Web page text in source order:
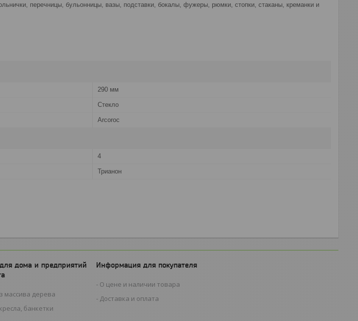
перечницы, бульонницы, вазы, подставки, бокалы, фужеры, рюмки, стопки, стаканы, креманки и
290 мм
Стекло
Arcoroc
4
Трианон
дома и предприятий
массива дерева
банкетки
Информация для покупателя
О цене и наличии товара
Доставка и оплата